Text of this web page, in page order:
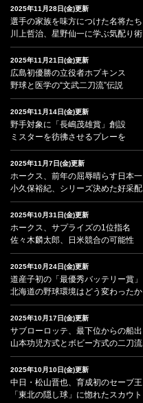
2025年11月28日(金)更新
選手の家族を味方につけた名将たち
川上哲治、星野仙一に学ぶ気配り術
2025年11月21日(金)更新
広島初優勝の立役者ホプキンス
野球と医学の“文武二刀流”伝説
2025年11月14日(金)更新
野手対象に「長嶋茂雄賞」創設
ミスターを彷彿させるプレーを
2025年11月7日(金)更新
ホークス、前年の屈辱晴らす日本一
小久保裕紀、シリーズ決めた好采配
2025年10月31日(金)更新
ホークス、サプライズの1位指名
佐々木麟太郎、日米競合の可能性
2025年10月24日(金)更新
道産子初の「最優秀バッテリー賞」
北海道の野球環境はどう変わったか
2025年10月17日(金)更新
サブローロッテ、最下位からの船出
山本功児方式とボビー方式の二刀流
2025年10月10日(金)更新
中日・松山晋也、育成初のセーブ王
「東北の隠し球」に惚れたスカウト